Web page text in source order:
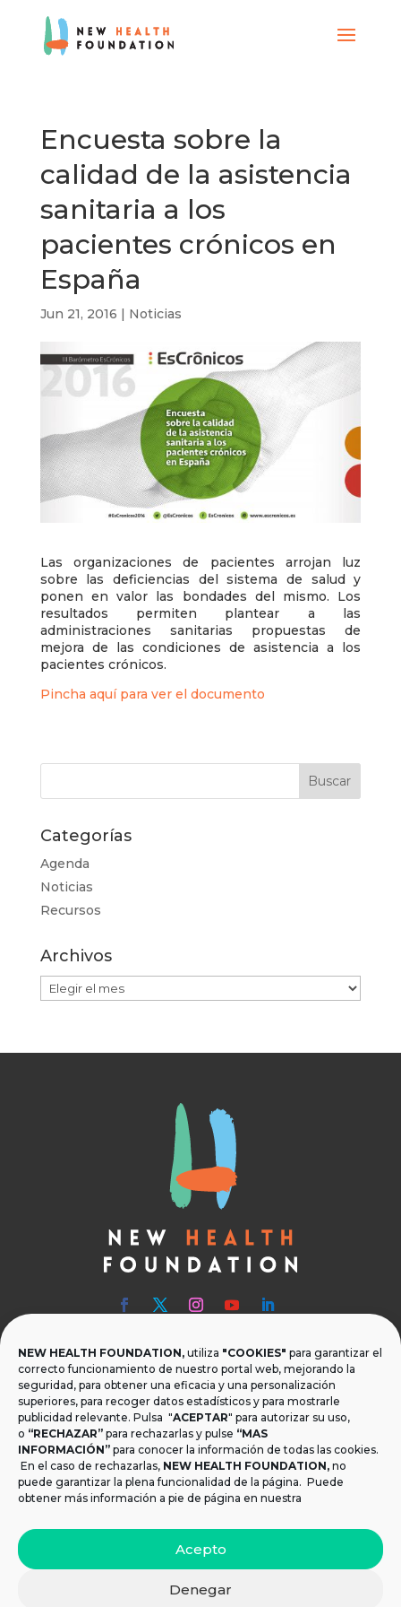
NEW HEALTH FOUNDATION, utiliza "COOKIES" para garantizar el
correcto funcionamiento de nuestro portal web, mejorando la
seguridad, para obtener una eficacia y una personalización
superiores, para recoger datos estadísticos y para mostrarle
publicidad relevante. Pulsa "ACEPTAR" para autorizar su uso,
o “RECHAZAR” para rechazarlas y pulse “MAS
INFORMACIÓN” para conocer la información de todas las cookies.
En el caso de rechazarlas, NEW HEALTH FOUNDATION, no
puede garantizar la plena funcionalidad de la página. Puede
obtener más información a pie de página en nuestra
Acepto
Denegar
Encuesta sobre la
calidad de la asistencia
sanitaria a los
pacientes crónicos en
España
Jun 21, 2016 | Noticias
Las organizaciones de pacientes arrojan luz
sobre las deficiencias del sistema de salud y
ponen en valor las bondades del mismo. Los
resultados permiten plantear a las
administraciones sanitarias propuestas de
mejora de las condiciones de asistencia a los
pacientes crónicos.
Pincha aquí para ver el documento
Categorías
Agenda
Noticias
Recursos
Archivos
Archivos
 Teléfono
T.+34 954 219 597
 Dónde estamos
Calle Monsalves 35 Local 2. 41001, Sevilla.
España
 Email
info@newhealthfoundation.org